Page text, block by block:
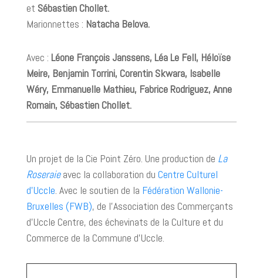
et Sébastien Chollet.
Marionnettes : Natacha Belova.
Avec : Léone François Janssens, Léa Le Fell, Héloïse
Meire, Benjamin Torrini, Corentin Skwara, Isabelle
Wéry, Emmanuelle Mathieu, Fabrice Rodriguez, Anne
Romain, Sébastien Chollet.
Un projet de la Cie Point Zéro. Une production de La
Roseraieavec la collaboration du Centre Culturel
d’Uccle. Avec le soutien de la Fédération Wallonie-
Bruxelles (FWB), de l’Association des Commerçants
d’Uccle Centre, des échevinats de la Culture et du
Commerce de la Commune d’Uccle.